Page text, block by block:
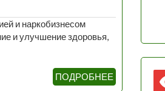
и наркобизнесом
и улучшение здоровья,
ПОДРОБНЕЕ